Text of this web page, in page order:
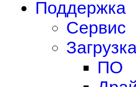
Поддержка
Сервис
ПО